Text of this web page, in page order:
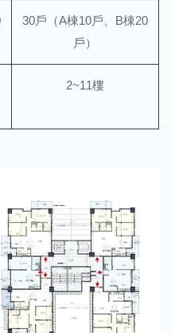
30戶（A棟10戶、B棟20
戶）
2~11樓